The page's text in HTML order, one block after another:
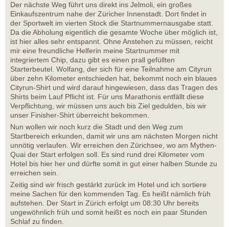
Der nächste Weg führt uns direkt ins Jelmoli, ein großes
Einkaufszentrum nahe der Züricher Innenstadt. Dort findet in
der Sportwelt im vierten Stock die Startnummernausgabe statt.
Da die Abholung eigentlich die gesamte Woche über möglich ist,
ist hier alles sehr entspannt. Ohne Anstehen zu müssen, reicht
mir eine freundliche Helferin meine Startnummer mit
integriertem Chip, dazu gibt es einen prall gefüllten
Starterbeutel. Wolfang, der sich für eine Teilnahme am Cityrun
über zehn Kilometer entschieden hat, bekommt noch ein blaues
Cityrun-Shirt und wird darauf hingewiesen, dass das Tragen des
Shirts beim Lauf Pflicht ist. Für uns Marathonis entfällt diese
Verpflichtung, wir müssen uns auch bis Ziel gedulden, bis wir
unser Finisher-Shirt überreicht bekommen.
Nun wollen wir noch kurz die Stadt und den Weg zum
Startbereich erkunden, damit wir uns am nächsten Morgen nicht
unnötig verlaufen. Wir erreichen den Zürichsee, wo am Mythen-
Quai der Start erfolgen soll. Es sind rund drei Kilometer vom
Hotel bis hier her und dürfte somit in gut einer halben Stunde zu
erreichen sein.
Zeitig sind wir frisch gestärkt zurück im Hotel und ich sortiere
meine Sachen für den kommenden Tag. Es heißt nämlich früh
aufstehen. Der Start in Zürich erfolgt um 08:30 Uhr bereits
ungewöhnlich früh und somit heißt es noch ein paar Stunden
Schlaf zu finden.